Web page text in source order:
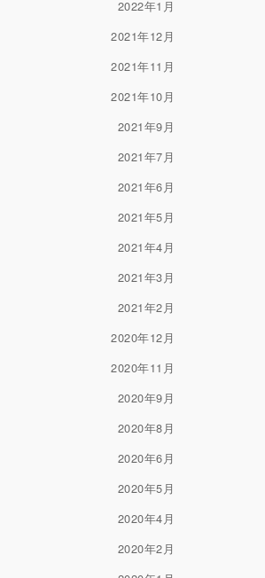
2022年1月
2021年12月
2021年11月
2021年10月
2021年9月
2021年7月
2021年6月
2021年5月
2021年4月
2021年3月
2021年2月
2020年12月
2020年11月
2020年9月
2020年8月
2020年6月
2020年5月
2020年4月
2020年2月